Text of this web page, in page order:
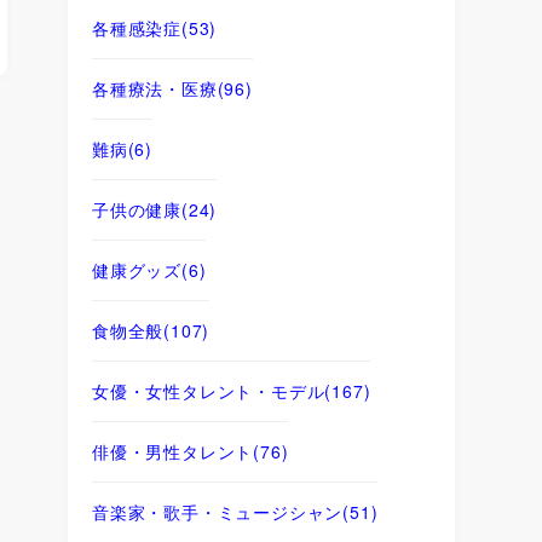
各種感染症(53)
各種療法・医療(96)
難病(6)
子供の健康(24)
健康グッズ(6)
食物全般(107)
女優・女性タレント・モデル(167)
俳優・男性タレント (76)
音楽家・歌手・ミュージシャン(51)